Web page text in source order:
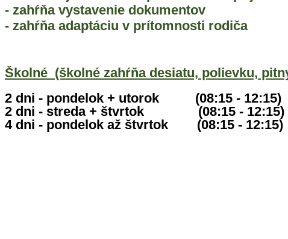
- zahŕňa vystavenie dokumentov
- zahŕňa adaptáciu v prítomnosti rodiča
Školné (školné zahŕňa desiatu, polievku,
2 dni - pondelok + utorok (08:15 -
2 dni - streda + štvrtok (08:15 -
4 dni - pondelok až štvrtok (08:15 -